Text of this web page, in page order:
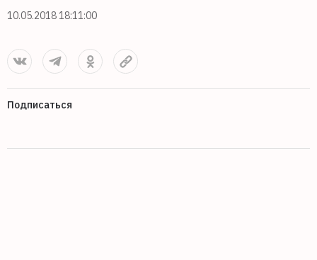
10.05.2018 18:11:00
Подписаться